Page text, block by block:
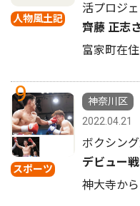
人物風土記
活プロジ
齊藤 正志
富家町在
9
スポーツ
神奈川区
2022.04.21
ボクシン
デビュー
神大寺か